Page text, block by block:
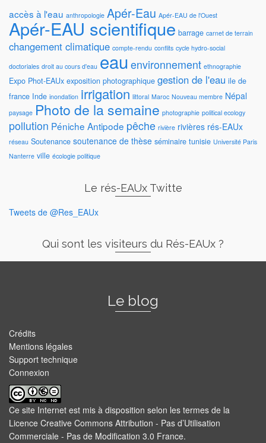
accès à l'eau anthropologie Apér-Eau Apér-EAU de l'Ouest
Apér-EAU scientifique barrage carnet de terrain
changement climatique compte-rendu conflits cycle hydro-social
doctoriales droit au cours d'eau eau environnement ethnographie
Expo Phot-EAUx exposition photographique gestion de l'eau ile de
france Inde inondation irrigation littoral Maroc Nouveau membre Népal
paysage Photo de la semaine photographie political ecology
pollution Péniche Antipode pêche rivière rivières rés-EAUx
réseau Soutenance soutenance de thèse séminaire tunisie Université Paris
Nanterre ville écologie politique
Le rés-EAUx Twitte
Tweets de @Res_EAUx
Qui sont les visiteurs du Rés-EAUx ?
Le blog
Crédits
Mentions légales
Support technique
Connexion
Ce site Internet est mis à disposition selon les termes de la
Licence Creative Commons Attribution - Pas d’Utilisation
Commerciale - Pas de Modification 3.0 France.